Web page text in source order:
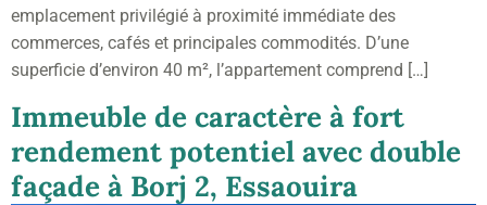
emplacement privilégié à proximité immédiate des
commerces, cafés et principales commodités. D’une
superficie d’environ 40 m², l’appartement comprend […]
Immeuble de caractère à fort
rendement potentiel avec double
façade à Borj 2, Essaouira